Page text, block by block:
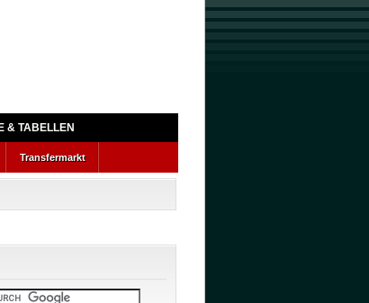
& TABELLEN
Transfermarkt